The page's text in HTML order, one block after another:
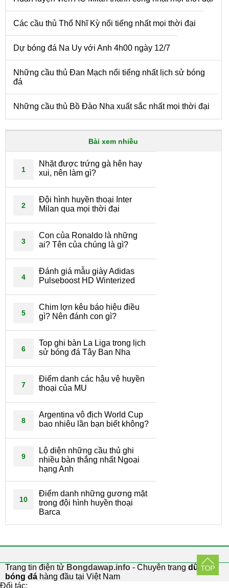
Các cầu thủ Thổ Nhĩ Kỳ nổi tiếng nhất mọi thời đại
Dự bóng đá Na Uy với Anh 4h00 ngày 12/7
Những cầu thủ Đan Mạch nổi tiếng nhất lịch sử bóng
đá
Những cầu thủ Bồ Đào Nha xuất sắc nhất mọi thời đại
Bài xem nhiều
1
Nhặt được trứng gà hên hay
xui, nên làm gì?
2
Đội hình huyền thoại Inter
Milan qua mọi thời đại
3
Con của Ronaldo là những
ai? Tên của chúng là gì?
4
Đánh giá mẫu giày Adidas
Pulseboost HD Winterized
5
Chim lợn kêu báo hiệu điều
gì? Nên đánh con gì?
6
Top ghi bàn La Liga trong lịch
sử bóng đá Tây Ban Nha
7
Điểm danh các hậu vệ huyền
thoại của MU
8
Argentina vô địch World Cup
bao nhiêu lần bạn biết không?
9
Lộ diện những cầu thủ ghi
nhiều bàn thắng nhất Ngoại
hạng Anh
10
Điểm danh những gương mặt
trong đội hình huyền thoại
Barca
Trang tin điện tử Bongdawap.info - Chuyên trang dữ liệu
bóng đá hàng đầu tại Việt Nam
Đối tác: